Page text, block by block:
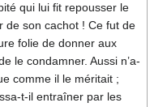
qui lui fit repousser le
de son cachot ! Ce fut de
folie de donner aux
le condamner. Aussi n’a-
comme il le méritait ;
t-il entraîner par les